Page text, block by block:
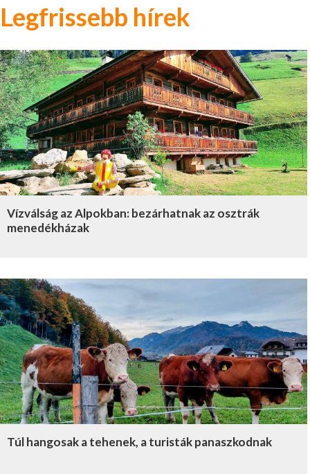
Legfrissebb hírek
Vízválság az Alpokban: bezárhatnak az osztrák
menedékházak
Túl hangosak a tehenek, a turisták panaszkodnak